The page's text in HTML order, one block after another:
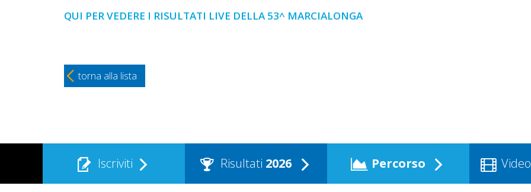
QUI PER VEDERE I RISULTATI LIVE DELLA 53^ MARCIALONGA
torna alla lista
Iscriviti Risultati 2026 Percorso Video